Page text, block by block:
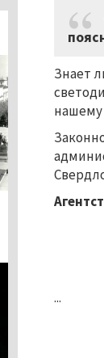
Знает
нашему
...